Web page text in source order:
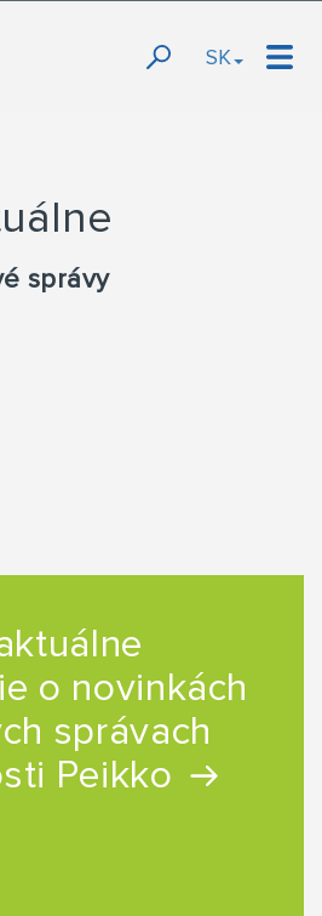
SK
správy
o novinkách
správach
Peikko